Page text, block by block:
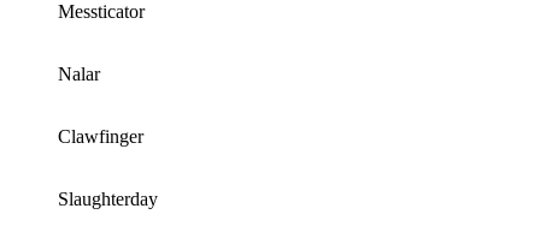
Messticator
Nalar
Clawfinger
Slaughterday